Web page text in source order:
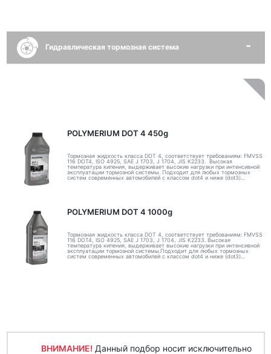
Гидравлическая тормозная система
POLYMERIUM DOT 4 450g
Тормозная жидкость класса DOT 4, соответствует требованиям: FMVSS
116 DOT4, ISO 4925, SAE J 1703, J 1704, JIS K2233. Высокая
температура кипения, выдерживает высокие нагрузки при интенсивной
эксплуатации тормозной системы. Подходит для любых тормозных
систем современных автомобилей с классом dot4 и ниже (dot3)...
POLYMERIUM DOT 4 1000g
Тормозная жидкость класса DOT 4, соответствует требованиям: FMVSS
116 DOT4, ISO 4925, SAE J 1703, J 1704, JIS K2233. Высокая
температура кипения, выдерживает высокие нагрузки при интенсивной
эксплуатации тормозной системы.Подходит для любых тормозных
систем современных автомобилей с классом dot4 и ниже (dot3)...
ВНИМАНИЕ! Данный подбор носит исключительно